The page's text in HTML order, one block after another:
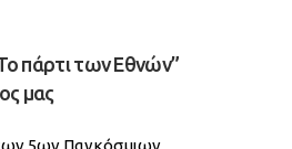
πάρτι των Εθνών”
μας
5ων Παγκόσμιων